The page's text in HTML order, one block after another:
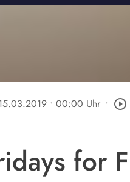
• 00:00 Uhr • play_circle_outline
for